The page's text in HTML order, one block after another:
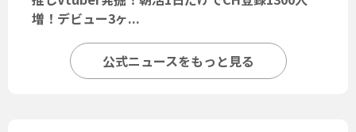
増！デビュー3ヶ...
公式ニュースをもっと見る